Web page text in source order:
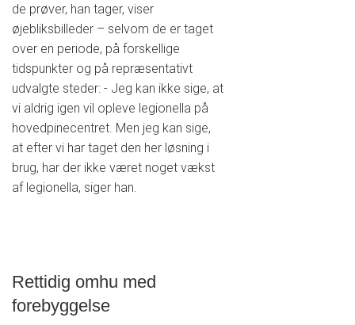
de prøver, han tager, viser
øjebliksbilleder – selvom de er taget
over en periode, på forskellige
tidspunkter og på repræsentativt
udvalgte steder: - Jeg kan ikke sige, at
vi aldrig igen vil opleve legionella på
hovedpinecentret. Men jeg kan sige,
at efter vi har taget den her løsning i
brug, har der ikke været noget vækst
af legionella, siger han.
Rettidig omhu med
forebyggelse